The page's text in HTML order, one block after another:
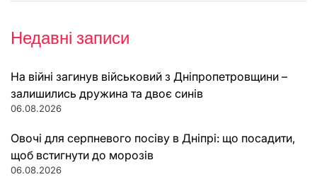
Недавні записи
На війні загинув військовий з Дніпропетровщини –
залишились дружина та двоє синів
06.08.2026
Овочі для серпневого посіву в Дніпрі: що посадити,
щоб встигнути до морозів
06.08.2026